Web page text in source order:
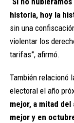
historia, hoy la
sin una
violentar los
tarifas”, afirmó.
También relacionó
electoral el año
mejor, a mitad
mejor y en